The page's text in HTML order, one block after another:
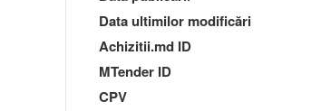
Data ultimilor modificări
Achizitii.md ID
MTender ID
CPV